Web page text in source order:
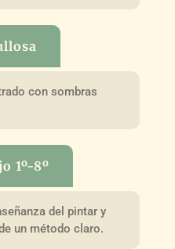
con sombras
1º-8º
del pintar y
un método claro.